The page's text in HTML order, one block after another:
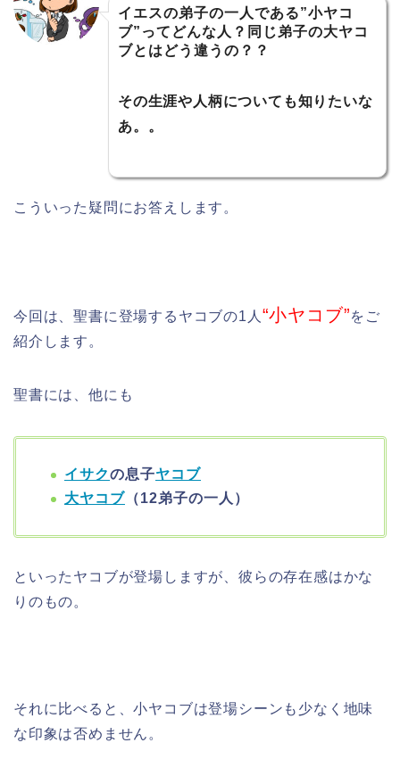
イエスの弟子の一人である”小ヤコ
ブ”ってどんな人？同じ弟子の大ヤコ
ブとはどう違うの？？
その生涯や人柄についても知りたいな
あ。。
こういった疑問にお答えします。
今回は、聖書に登場するヤコブの1人 “小ヤコブ”をご
紹介します。
聖書には、他にも
イサクの息子ヤコブ
大ヤコブ （12弟子の一人）
といったヤコブが登場しますが、彼らの存在感はかな
りのもの。
それに比べると、小ヤコブは登場シーンも少なく地味
な印象は否めません。